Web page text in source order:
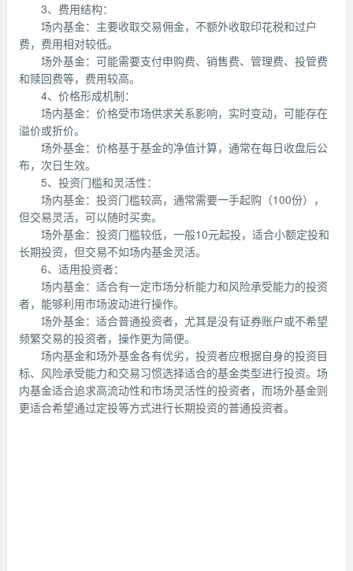
3、费用结构：
场内基金：主要收取交易佣金，不额外收取印花税和过户
费，费用相对较低。
场外基金：可能需要支付申购费、销售费、管理费、投管费
和赎回费等，费用较高。
4、价格形成机制：
场内基金：价格受市场供求关系影响，实时变动，可能存在
溢价或折价。
场外基金：价格基于基金的净值计算，通常在每日收盘后公
布，次日生效。
5、投资门槛和灵活性：
场内基金：投资门槛较高，通常需要一手起购（100份），
但交易灵活，可以随时买卖。
场外基金：投资门槛较低，一般10元起投，适合小额定投和
长期投资，但交易不如场内基金灵活。
6、适用投资者：
场内基金：适合有一定市场分析能力和风险承受能力的投资
者，能够利用市场波动进行操作。
场外基金：适合普通投资者，尤其是没有证券账户或不希望
频繁交易的投资者，操作更为简便。
场内基金和场外基金各有优劣，投资者应根据自身的投资目
标、风险承受能力和交易习惯选择适合的基金类型进行投资。场
内基金适合追求高流动性和市场灵活性的投资者，而场外基金则
更适合希望通过定投等方式进行长期投资的普通投资者。